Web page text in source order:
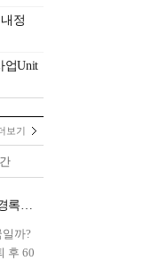
정
업Unit
보기
[신간]은퇴연옥…김경록의 은퇴 후 삶의 나침반
까?
후 60